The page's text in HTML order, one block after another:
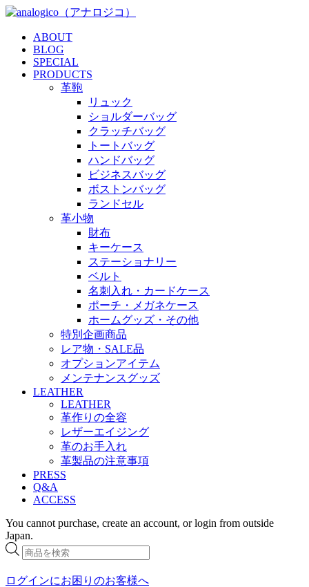
ABOUT
BLOG
SPECIAL
PRODUCTS
革鞄
リュック
ショルダーバッグ
クラッチバッグ
トートバッグ
ハンドバッグ
ビジネスバッグ
ボストンバッグ
ランドセル
革小物
財布
キーケース
ステーショナリー
ベルト
名刺入れ・カードケース
ポーチ・メガネケース
ホームグッズ・その他
特別企画商品
レア物・SALE品
オプションアイテム
メンテナンスグッズ
LEATHER
LEATHER
革作りの全容
レザーエイジング
革のお手入れ
革製品の注意事項
PRESS
Q&A
ACCESS
You cannot purchase, create an account, or login from outside
Japan.
商
品
検
ログインにお困りのお客様へ